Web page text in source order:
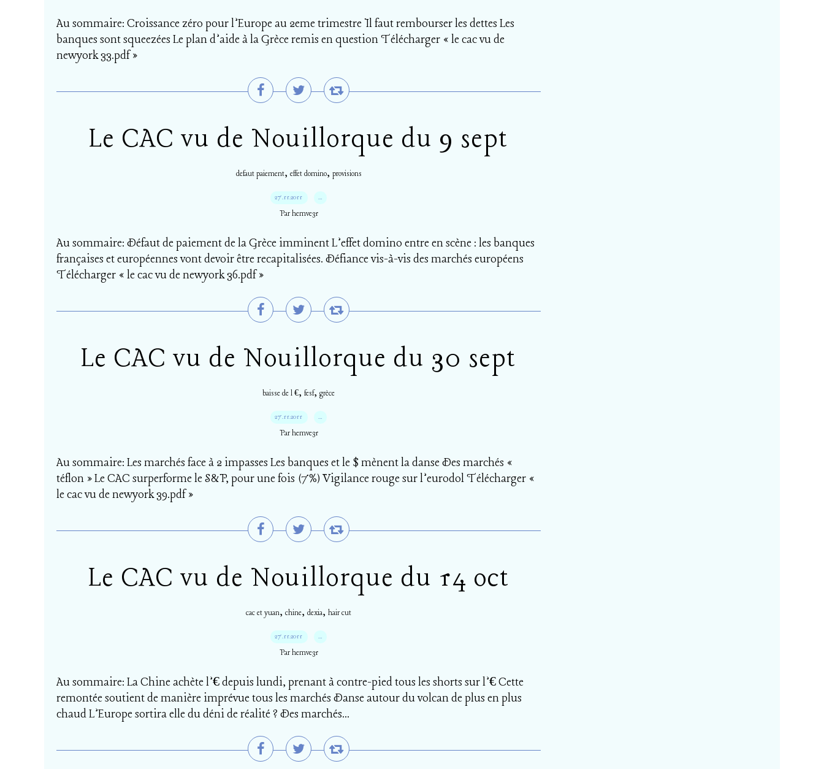
Au sommaire: Croissance zéro pour l’Europe au 2eme trimestre Il faut rembourser les dettes Les
banques sont squeezées Le plan d’aide à la Grèce remis en question Télécharger « le cac vu de
newyork 33.pdf »
Le CAC vu de Nouillorque du 9 sept
defaut paiement, effet domino, provisions
27.11.2011 …
Par hemve31
Au sommaire: Défaut de paiement de la Grèce imminent L’effet domino entre en scène : les banques
françaises et européennes vont devoir être recapitalisées. Défiance vis-à-vis des marchés européens
Télécharger « le cac vu de newyork 36.pdf »
Le CAC vu de Nouillorque du 30 sept
baisse de l €, fesf, grèce
27.11.2011 …
Par hemve31
Au sommaire: Les marchés face à 2 impasses Les banques et le $ mènent la danse Des marchés «
téflon » Le CAC surperforme le S&P, pour une fois (7%) Vigilance rouge sur l’eurodol Télécharger «
le cac vu de newyork 39.pdf »
Le CAC vu de Nouillorque du 14 oct
cac et yuan, chine, dexia, hair cut
27.11.2011 …
Par hemve31
Au sommaire: La Chine achète l’€ depuis lundi, prenant à contre-pied tous les shorts sur l’€ Cette
remontée soutient de manière imprévue tous les marchés Danse autour du volcan de plus en plus
chaud L’Europe sortira elle du déni de réalité ? Des marchés...